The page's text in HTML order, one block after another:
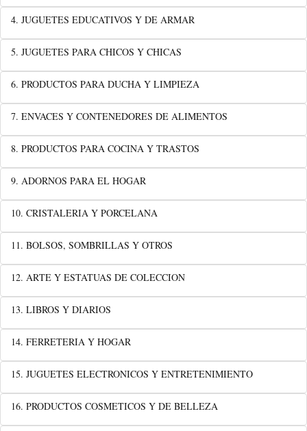
4. JUGUETES EDUCATIVOS Y DE ARMAR
5. JUGUETES PARA CHICOS Y CHICAS
6. PRODUCTOS PARA DUCHA Y LIMPIEZA
7. ENVACES Y CONTENEDORES DE ALIMENTOS
8. PRODUCTOS PARA COCINA Y TRASTOS
9. ADORNOS PARA EL HOGAR
10. CRISTALERIA Y PORCELANA
11. BOLSOS, SOMBRILLAS Y OTROS
12. ARTE Y ESTATUAS DE COLECCION
13. LIBROS Y DIARIOS
14. FERRETERIA Y HOGAR
15. JUGUETES ELECTRONICOS Y ENTRETENIMIENTO
16. PRODUCTOS COSMETICOS Y DE BELLEZA